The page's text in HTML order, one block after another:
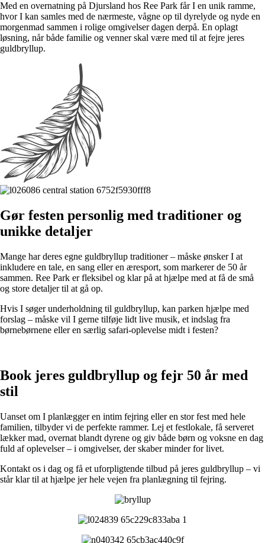
Med en overnatning på Djursland hos Ree Park får I en unik ramme,
hvor I kan samles med de nærmeste, vågne op til dyrelyde og nyde en
morgenmad sammen i rolige omgivelser dagen derpå. En oplagt
løsning, når både familie og venner skal være med til at fejre jeres
guldbryllup.
Gør festen personlig med traditioner og
unikke detaljer
Mange har deres egne guldbryllup traditioner – måske ønsker I at
inkludere en tale, en sang eller en æresport, som markerer de 50 år
sammen. Ree Park er fleksibel og klar på at hjælpe med at få de små
og store detaljer til at gå op.
Hvis I søger underholdning til guldbryllup, kan parken hjælpe med
forslag – måske vil I gerne tilføje lidt live musik, et indslag fra
børnebørnene eller en særlig safari-oplevelse midt i festen?
Book jeres guldbryllup og fejr 50 år med
stil
Uanset om I planlægger en intim fejring eller en stor fest med hele
familien, tilbyder vi de perfekte rammer. Lej et festlokale, få serveret
lækker mad, overnat blandt dyrene og giv både børn og voksne en dag
fuld af oplevelser – i omgivelser, der skaber minder for livet.
Kontakt os i dag og få et uforpligtende tilbud på jeres guldbryllup – vi
står klar til at hjælpe jer hele vejen fra planlægning til fejring.